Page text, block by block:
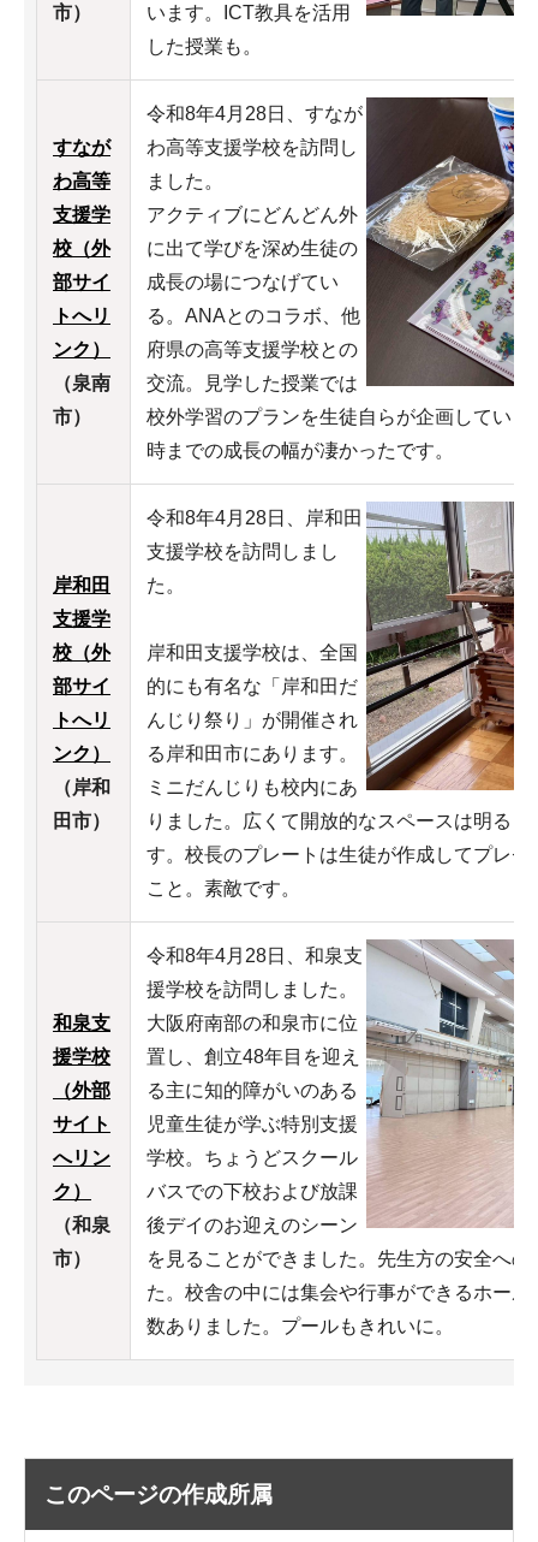
市）
います。ICT教具を活用
した授業も。
すなが
わ高等
支援学
校（外
部サイ
トへリ
ンク）
（泉南
市）
令和8年4月28日、すなが
わ高等支援学校を訪問し
ました。
アクティブにどんどん外
に出て学びを深め生徒の
成長の場につなげてい
る。ANAとのコラボ、他
府県の高等支援学校との
交流。見学した授業では
校外学習のプランを生徒自らが企画してい
時までの成長の幅が凄かったです。
岸和田
支援学
校（外
部サイ
トへリ
ンク）
（岸和
田市）
令和8年4月28日、岸和田
支援学校を訪問しまし
た。
岸和田支援学校は、全国
的にも有名な「岸和田だ
んじり祭り」が開催され
る岸和田市にあります。
ミニだんじりも校内にあ
りました。広くて開放的なスペースは明る
す。校長のプレートは生徒が作成してプレ
こと。素敵です。
和泉支
援学校
（外部
サイト
へリン
ク）
（和泉
市）
令和8年4月28日、和泉支
援学校を訪問しました。
大阪府南部の和泉市に位
置し、創立48年目を迎え
る主に知的障がいのある
児童生徒が学ぶ特別支援
学校。ちょうどスクール
バスでの下校および放課
後デイのお迎えのシーン
を見ることができました。先生方の安全へ
た。校舎の中には集会や行事ができるホー
数ありました。プールもきれいに。
このページの作成所属